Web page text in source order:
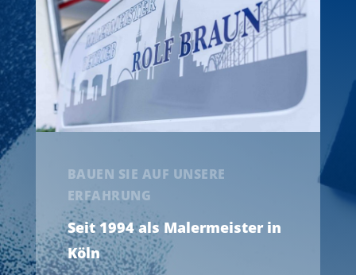
BAUEN SIE AUF UNSERE
ERFAHRUNG
Seit 1994 als Malermeister in
Köln